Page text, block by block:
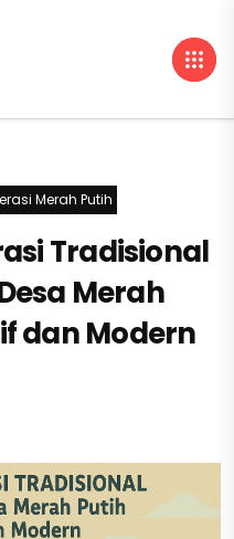
Merah Putih
Tradisional
Merah
dan Modern